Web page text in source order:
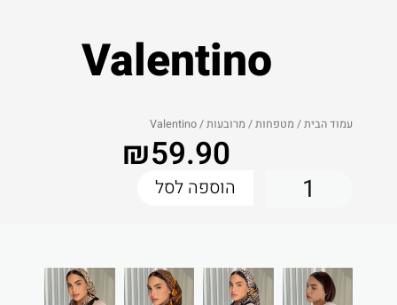
Valentino
עמוד הבית/ מטפחות/ מרובעות/ Valentino
₪59.90
הוספה לסל